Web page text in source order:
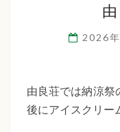
2026
由良荘では納涼祭
後にアイスクリー